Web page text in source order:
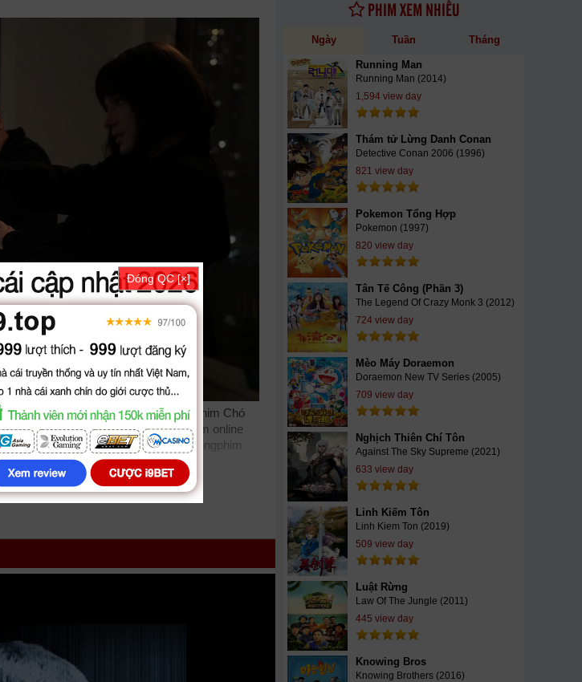
phụ đề tiếng việt chất lượng HD, phim Chó
Exarchopoulos, Louis Garrel. Phim online
phudeviet kphim phimmoi biphim dongphim
51 2025, Dog 51 VietSubphimvang
fptplay Netflix vkool KST kites vn
kenhphim phim14 phimmediatv
Chó 51HD VietSub + Thuyết Minh
PHIM XEM NHIỀU
Ngày Tuần Tháng
Running Man
Running Man (2014)
1,594 view day
Thám tử Lừng Danh Conan
Detective Conan 2006 (1996)
821 view day
Pokemon Tổng Hợp
Pokemon (1997)
820 view day
Tân Tế Công (Phần 3)
The Legend Of Crazy Monk 3 (2012)
724 view day
Mèo Máy Doraemon
Doraemon New TV Series (2005)
709 view day
Nghịch Thiên Chí Tôn
Against The Sky Supreme (2021)
633 view day
Linh Kiếm Tôn
Linh Kiem Ton (2019)
509 view day
Luật Rừng
Law Of The Jungle (2011)
445 view day
Knowing Bros
Knowing Brothers (2016)
Đóng QC [×]